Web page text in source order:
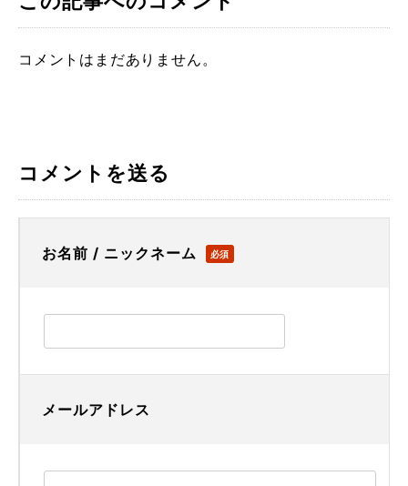
コメントはまだありません。
コメントを送る
お名前 / ニックネーム 必須
メールアドレス